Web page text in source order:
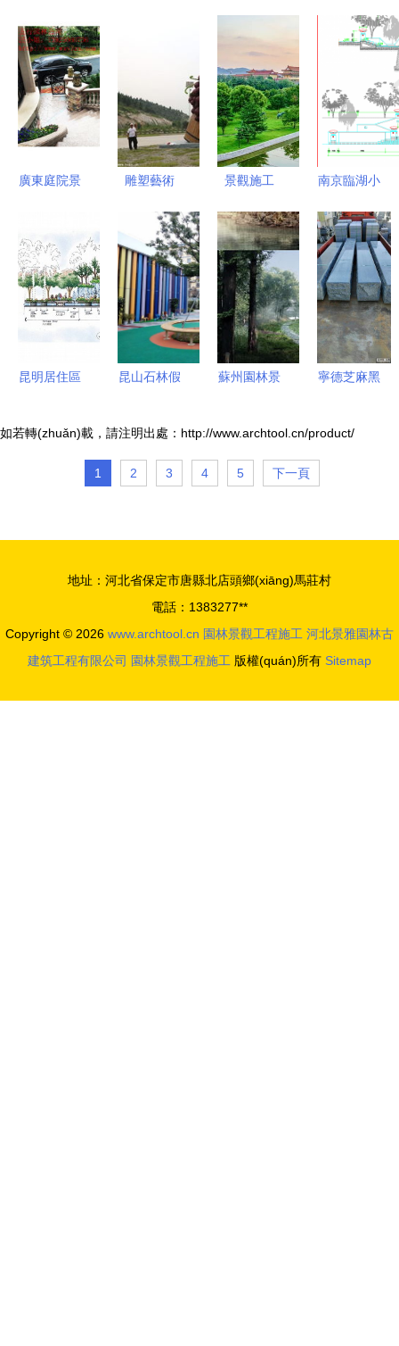
(shè)計(jì)
打造園林綠
化的靈魂
盛觀的文化
與自然融合
之道
(fēng)景，
腳下的路終
會(huì)繁花
似錦
噴泉設
核心要素解
析
廣東庭院景
設(shè)計
(jì) 五行園
林公司打造
靈動(dòng)
雕塑藝術
林美學
(xué)的完
美交融 走
進(jìn)同澤
景園
景觀施工
園林工程
景觀工程
筑龍園林景
觀論壇
南京臨湖小
景觀工程全
套施工圖解
析 假山設
(shè)計(jì)
的藝術
(shù)與技
昆明居住區
程施工圖
昆山石林假
國風(fēng)
景園林工程
評選中的匠
蘇州園林景
與家裝設
(shè)計(jì)
圖紙資源詳
寧德芝麻黑
(lán)寶工
廠，打造專
業(yè)石材
解決方案
如若轉(zhuǎn)載，請注明出處：http://www.archtool.cn/product/
1 2 3 4 5 下一頁
地址：河北省保定市唐縣北店頭鄉(xiāng)馬莊村
電話：1383277**
Copyright © 2026 www.archtool.cn 園林景觀工程施工 河北景雅園林古
建筑工程有限公司 園林景觀工程施工 版權(quán)所有 Sitemap